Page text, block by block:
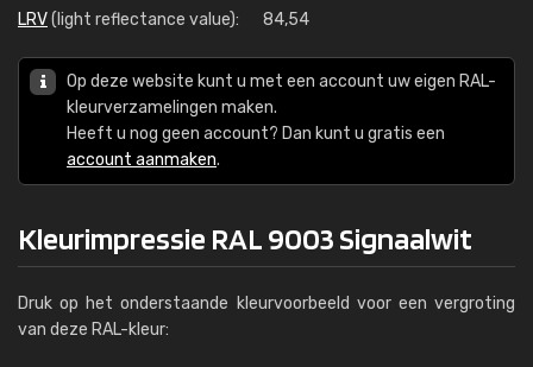
LRV(light reflectance value): 84,54
Op deze website kunt u met een account uw eigen RAL-
kleurverzamelingen maken.
Heeft u nog geen account? Dan kunt u gratis een
account aanmaken.
Kleurimpressie RAL 9003 Signaalwit
Druk op het onderstaande kleurvoorbeeld voor een vergroting
van deze RAL-kleur: